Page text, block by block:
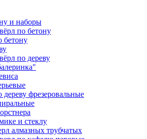
и наборы
по бетону
бетону
по дереву
дереву фрезеровальные
и стеклу
алмазных трубчатых